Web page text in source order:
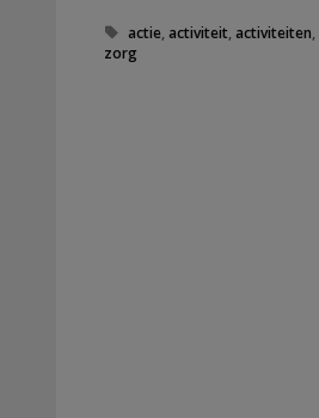
Tags
actie ,activiteit ,activiteiten
zorg